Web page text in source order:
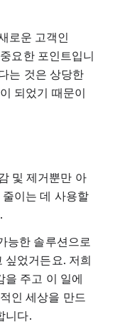
로운 고객인
요한 포인트입니
는 것은 상당한
되었기 때문이
및 제거뿐만 아
이는 데 사용할
능한 솔루션으로
싶었거든요. 저희
을 주고 이 일에
인 세상을 만드
니다.